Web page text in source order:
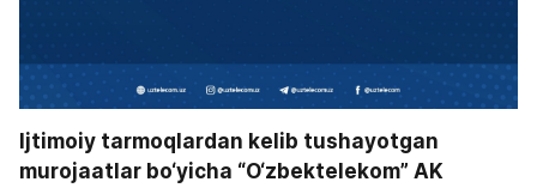
Ijtimoiy tarmoqlardan kelib tushayotgan
murojaatlar bo‘yicha “O‘zbektelekom” AK